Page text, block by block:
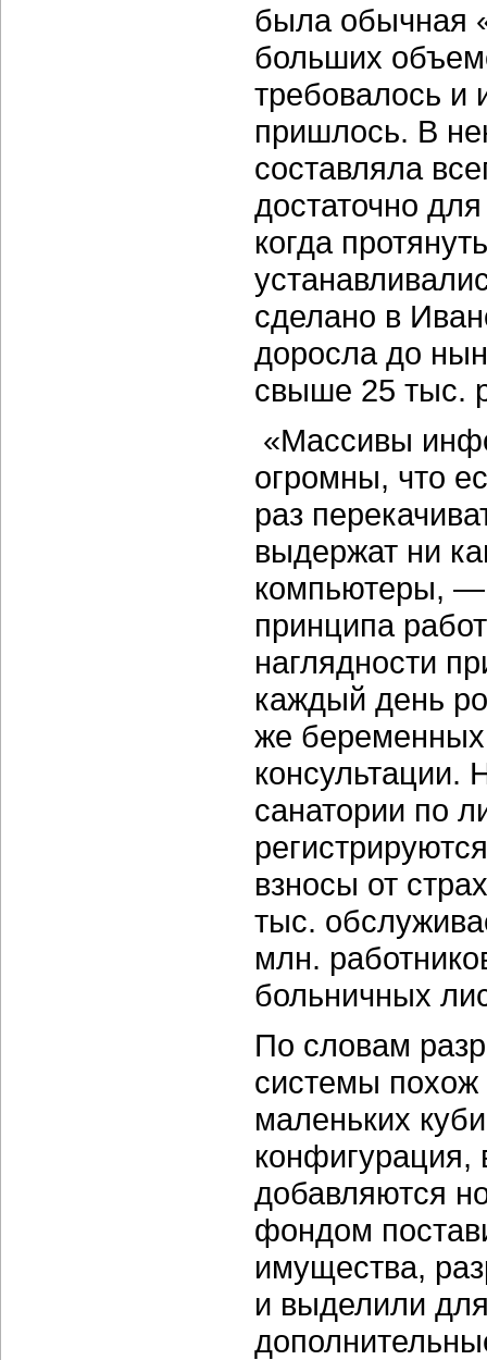
была обычная
больших
требовалось и
пришлось. В
составляла
достаточно
когда
сделано в
доросла до
свыше 25 тыс.
«Массивы
огромны, что
раз
выдержат ни
компьютеры, —
принципа
наглядности
каждый день
же
консультации.
санатории по
взносы от
тыс.
млн.
больничных
По словам
системы похож
маленьких
конфигурация,
добавляются
фондом
имущества,
и выделили